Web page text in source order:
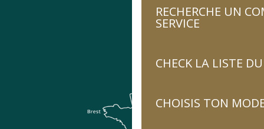
RECHERCHE UN
SERVICE
CHECK LA LISTE
CHOISIS TON